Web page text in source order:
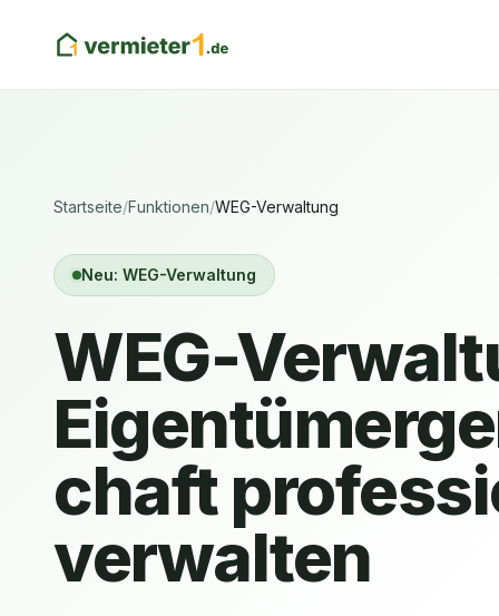
Startseite/Funktionen/WEG-Verwaltung
Neu: WEG-Verwaltung
WEG-
chaft
verwalten